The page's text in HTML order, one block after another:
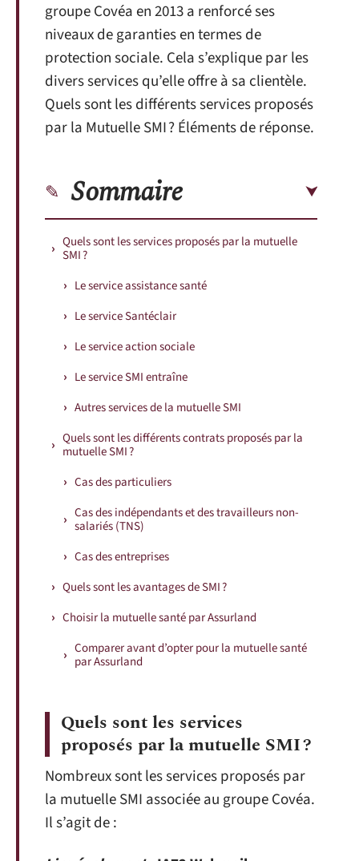
groupe Covéa en 2013 a renforcé ses
niveaux de garanties en termes de
protection sociale. Cela s’explique par les
divers services qu’elle offre à sa clientèle.
Quels sont les différents services proposés
par la Mutuelle SMI ? Éléments de réponse.
Sommaire
Quels sont les services proposés par la mutuelle
SMI ?
Le service assistance santé
Le service Santéclair
Le service action sociale
Le service SMI entraîne
Autres services de la mutuelle SMI
Quels sont les différents contrats proposés par la
mutuelle SMI ?
Cas des particuliers
Cas des indépendants et des travailleurs non-
salariés (TNS)
Cas des entreprises
Quels sont les avantages de SMI ?
Choisir la mutuelle santé par Assurland
Comparer avant d’opter pour la mutuelle santé
par Assurland
Quels sont les services
proposés par la mutuelle SMI ?
Nombreux sont les services proposés par
la mutuelle SMI associée au groupe Covéa.
Il s’agit de :